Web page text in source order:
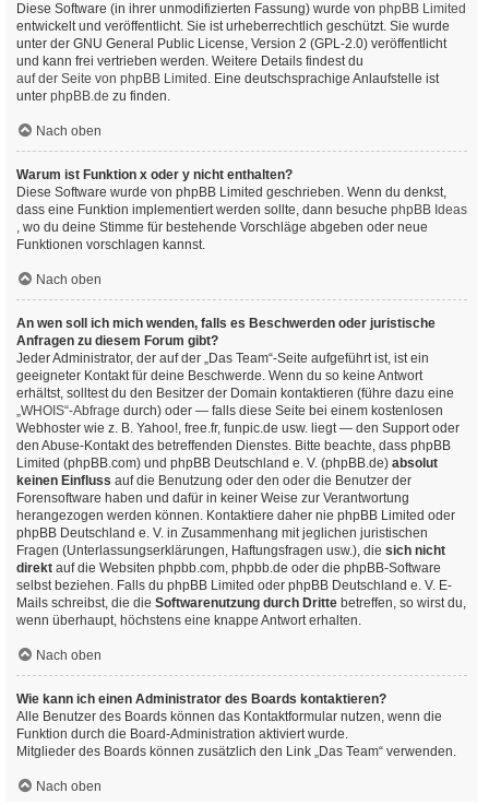
Diese Software (in ihrer unmodifizierten Fassung) wurde von phpBB Limited
entwickelt und veröffentlicht. Sie ist urheberrechtlich geschützt. Sie wurde
unter der GNU General Public License, Version 2 (GPL-2.0) veröffentlicht
und kann frei vertrieben werden. Weitere Details findest du
auf der Seite von phpBB Limited . Eine deutschsprachige Anlaufstelle ist
unter phpBB.de zu finden.
Nach oben
Warum ist Funktion x oder y nicht enthalten?
Diese Software wurde von phpBB Limited geschrieben. Wenn du denkst,
dass eine Funktion implementiert werden sollte, dann besuche phpBB Ideas
, wo du deine Stimme für bestehende Vorschläge abgeben oder neue
Funktionen vorschlagen kannst.
Nach oben
An wen soll ich mich wenden, falls es Beschwerden oder juristische
Anfragen zu diesem Forum gibt?
Jeder Administrator, der auf der „Das Team“-Seite aufgeführt ist, ist ein
geeigneter Kontakt für deine Beschwerde. Wenn du so keine Antwort
erhältst, solltest du den Besitzer der Domain kontaktieren (führe dazu eine
„WHOIS“-Abfrage durch) oder — falls diese Seite bei einem kostenlosen
Webhoster wie z. B. Yahoo!, free.fr, funpic.de usw. liegt — den Support oder
den Abuse-Kontakt des betreffenden Dienstes. Bitte beachte, dass phpBB
Limited (phpBB.com) und phpBB Deutschland e. V. (phpBB.de) absolut
keinen Einfluss auf die Benutzung oder den oder die Benutzer der
Forensoftware haben und dafür in keiner Weise zur Verantwortung
herangezogen werden können. Kontaktiere daher nie phpBB Limited oder
phpBB Deutschland e. V. in Zusammenhang mit jeglichen juristischen
Fragen (Unterlassungserklärungen, Haftungsfragen usw.), die sich nicht
direkt auf die Websiten phpbb.com, phpbb.de oder die phpBB-Software
selbst beziehen. Falls du phpBB Limited oder phpBB Deutschland e. V. E-
Mails schreibst, die die Softwarenutzung durch Dritte betreffen, so wirst du,
wenn überhaupt, höchstens eine knappe Antwort erhalten.
Nach oben
Wie kann ich einen Administrator des Boards kontaktieren?
Alle Benutzer des Boards können das Kontaktformular nutzen, wenn die
Funktion durch die Board-Administration aktiviert wurde.
Mitglieder des Boards können zusätzlich den Link „Das Team“ verwenden.
Nach oben